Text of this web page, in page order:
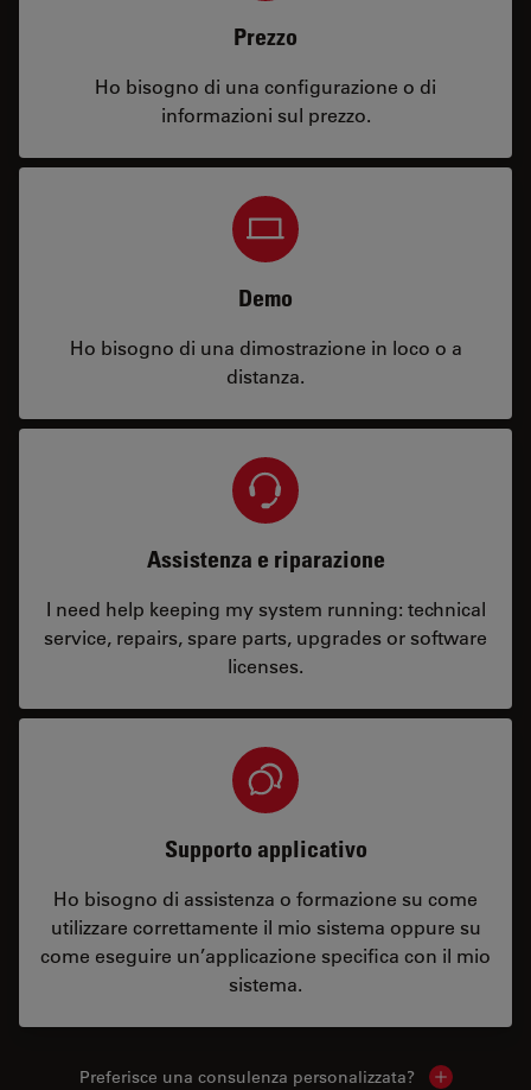
Prezzo
Ho bisogno di una configurazione o di
informazioni sul prezzo.
Demo
Ho bisogno di una dimostrazione in loco o a
distanza.
Assistenza e riparazione
I need help keeping my system running: technical
service, repairs, spare parts, upgrades or software
licenses.
Supporto applicativo
Ho bisogno di assistenza o formazione su come
utilizzare correttamente il mio sistema oppure su
come eseguire un’applicazione specifica con il mio
sistema.
Preferisce una consulenza personalizzata? Show local